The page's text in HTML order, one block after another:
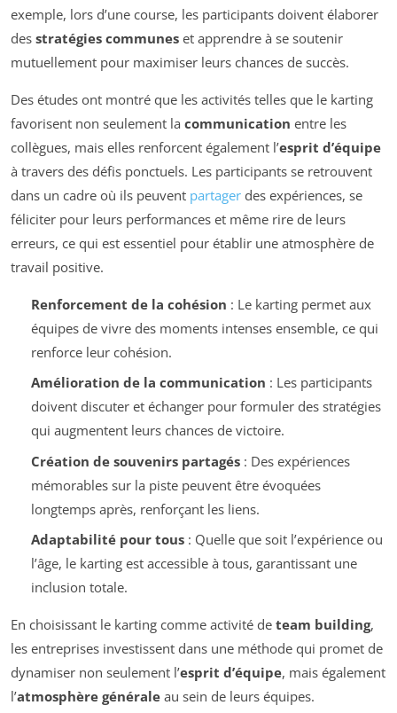
exemple, lors d’une course, les participants doivent élaborer
des stratégies communes et apprendre à se soutenir
mutuellement pour maximiser leurs chances de succès.
Des études ont montré que les activités telles que le karting
favorisent non seulement la communication entre les
collègues, mais elles renforcent également l’esprit d’équipe
à travers des défis ponctuels. Les participants se retrouvent
dans un cadre où ils peuvent partager des expériences, se
féliciter pour leurs performances et même rire de leurs
erreurs, ce qui est essentiel pour établir une atmosphère de
travail positive.
Renforcement de la cohésion : Le karting permet aux
équipes de vivre des moments intenses ensemble, ce qui
renforce leur cohésion.
Amélioration de la communication : Les participants
doivent discuter et échanger pour formuler des stratégies
qui augmentent leurs chances de victoire.
Création de souvenirs partagés: Des expériences
mémorables sur la piste peuvent être évoquées
longtemps après, renforçant les liens.
Adaptabilité pour tous: Quelle que soit l’expérience ou
l’âge, le karting est accessible à tous, garantissant une
inclusion totale.
En choisissant le karting comme activité de team building,
les entreprises investissent dans une méthode qui promet de
dynamiser non seulement l’esprit d’équipe, mais également
l’atmosphère générale au sein de leurs équipes.